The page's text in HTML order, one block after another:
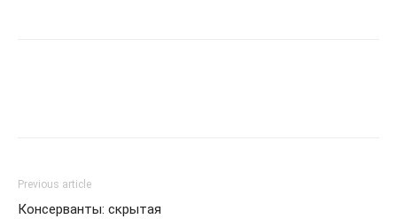
Previous article
Консерванты: скрытая